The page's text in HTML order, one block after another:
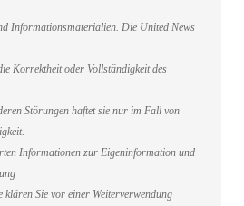
Informationsmaterialien. Die United News
Korrektheit oder Vollständigkeit des
Störungen haftet sie nur im Fall von
Informationen zur Eigeninformation und
klären Sie vor einer Weiterverwendung